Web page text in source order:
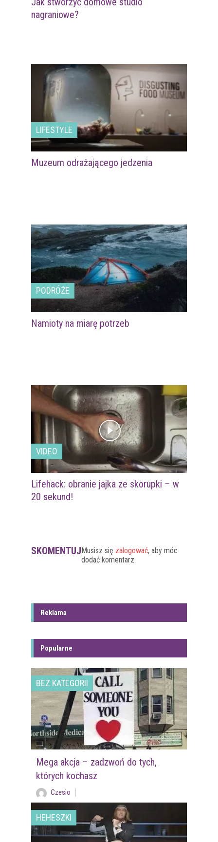
nagraniowe?
LIFESTYLE
Muzeum odrażającego jedzenia
PODRÓŻE
Namioty na miarę potrzeb
VIDEO
Lifehack: obranie jajka ze skorupki – w
20 sekund!
SKOMENTUJMusisz się zalogować, aby móc
dodać komentarz.
Reklama
Popularne
BEZ KATEGORII
Mega akcja – zadzwoń do tych,
których kochasz
Czesio
HEHESZKI